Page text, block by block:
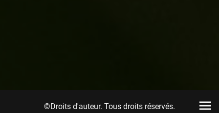
©Droits d'auteur. Tous droits réservés.